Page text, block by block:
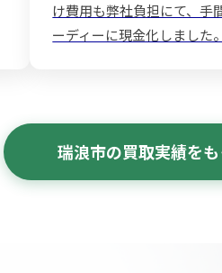
け費用も弊社負担にて、手
ーディーに現金化しました。
瑞浪市の買取実績を